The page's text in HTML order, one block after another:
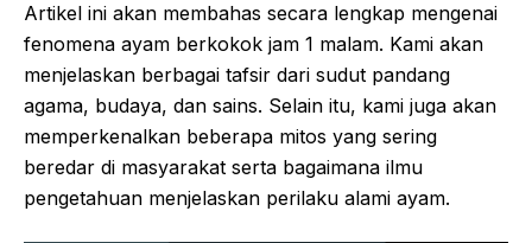
Artikel ini akan membahas secara lengkap mengenai
fenomena ayam berkokok jam 1 malam. Kami akan
menjelaskan berbagai tafsir dari sudut pandang
agama, budaya, dan sains. Selain itu, kami juga akan
memperkenalkan beberapa mitos yang sering
beredar di masyarakat serta bagaimana ilmu
pengetahuan menjelaskan perilaku alami ayam.